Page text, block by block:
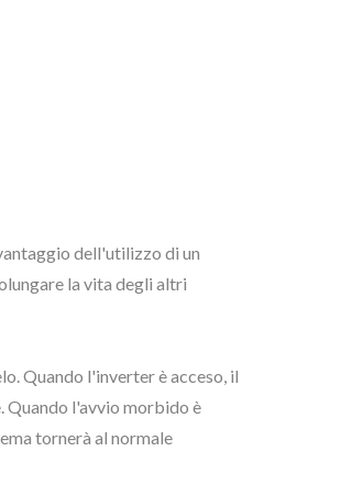
dell'utilizzo di un
la vita degli altri
Quando l'inverter è acceso, il
Quando l'avvio morbido è
tornerà al normale